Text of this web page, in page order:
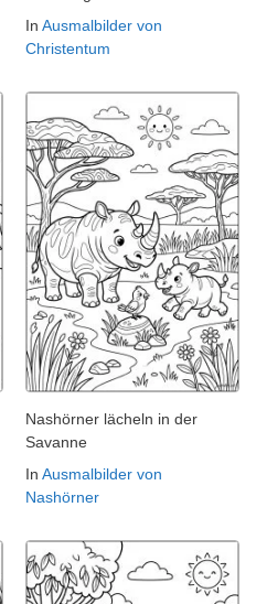
In Ausmalbilder von
Christentum
Nashörner lächeln in der
Savanne
In Ausmalbilder von
Nashörner